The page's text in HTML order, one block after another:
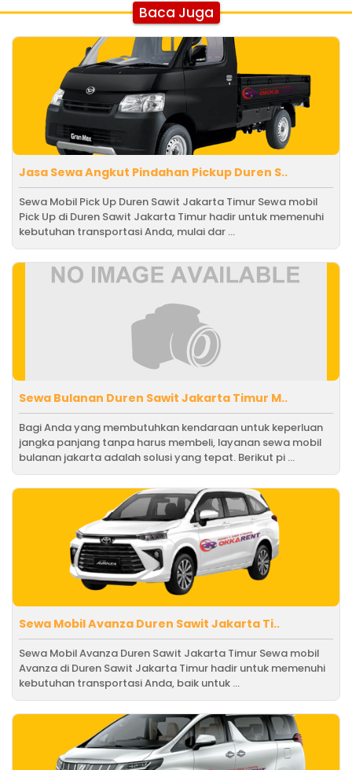
Baca Juga
Jasa Sewa Angkut Pindahan Pickup Duren S..
Sewa Mobil Pick Up Duren Sawit Jakarta Timur Sewa mobil
Pick Up di Duren Sawit Jakarta Timur hadir untuk memenuhi
kebutuhan transportasi Anda, mulai dar ...
Sewa Bulanan Duren Sawit Jakarta Timur M..
Bagi Anda yang membutuhkan kendaraan untuk keperluan
jangka panjang tanpa harus membeli, layanan sewa mobil
bulanan jakarta adalah solusi yang tepat. Berikut pi ...
Sewa Mobil Avanza Duren Sawit Jakarta Ti..
Sewa Mobil Avanza Duren Sawit Jakarta Timur Sewa mobil
Avanza di Duren Sawit Jakarta Timur hadir untuk memenuhi
kebutuhan transportasi Anda, baik untuk ...